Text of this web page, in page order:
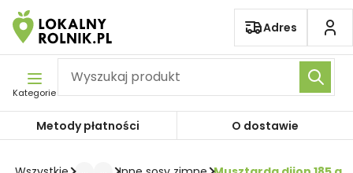
Pomiń nawigację
Adres
Kategorie
Metody płatności O dostawie